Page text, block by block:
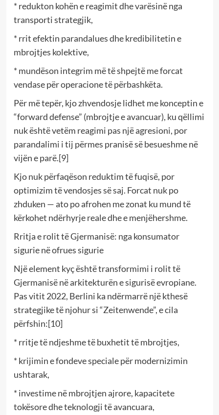
* redukton kohën e reagimit dhe varësinë nga
transporti strategjik,
* rrit efektin parandalues dhe kredibilitetin e
mbrojtjes kolektive,
* mundëson integrim më të shpejtë me forcat
vendase për operacione të përbashkëta.
Për më tepër, kjo zhvendosje lidhet me konceptin e
“forward defense” (mbrojtje e avancuar), ku qëllimi
nuk është vetëm reagimi pas një agresioni, por
parandalimi i tij përmes pranisë së besueshme në
vijën e parë.[9]
Kjo nuk përfaqëson reduktim të fuqisë, por
optimizim të vendosjes së saj. Forcat nuk po
zhduken — ato po afrohen me zonat ku mund të
kërkohet ndërhyrje reale dhe e menjëhershme.
Rritja e rolit të Gjermanisë: nga konsumator
sigurie në ofrues sigurie
Një element kyç është transformimi i rolit të
Gjermanisë në arkitekturën e sigurisë evropiane.
Pas vitit 2022, Berlini ka ndërmarrë një kthesë
strategjike të njohur si “Zeitenwende”, e cila
përfshin:[10]
* rritje të ndjeshme të buxhetit të mbrojtjes,
* krijimin e fondeve speciale për modernizimin
ushtarak,
* investime në mbrojtjen ajrore, kapacitete
tokësore dhe teknologji të avancuara,